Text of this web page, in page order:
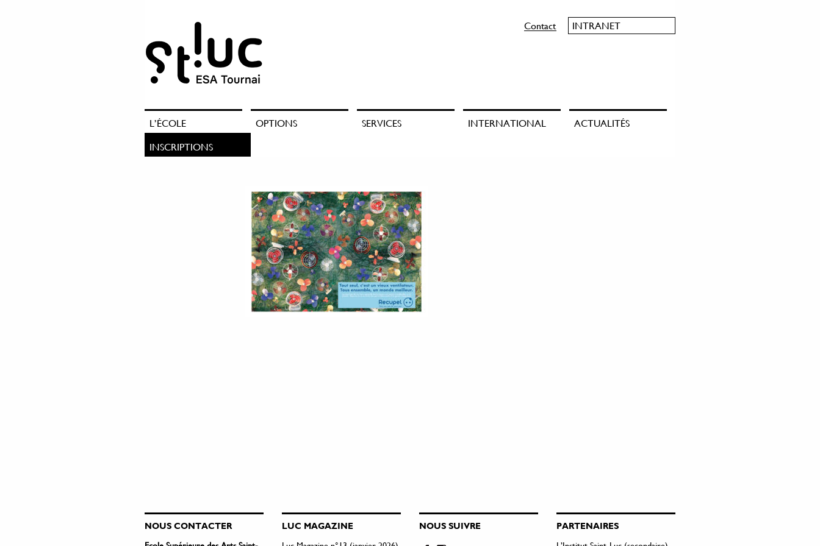
Contact INTRANET
L’ÉCOLE OPTIONS SERVICES INTERNATIONAL
ACTUALITÉS
INSCRIPTIONS
NOUS CONTACTER
LUC MAGAZINE
NOUS SUIVRE
PARTENAIRES